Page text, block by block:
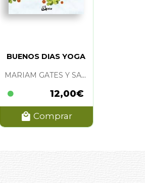
BUENOS DIAS YOGA
MARIAM GATES Y SARAH JANE HINDER
12,00€
Comprar